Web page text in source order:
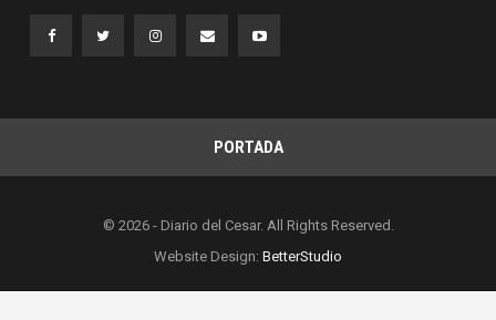
PORTADA
© 2026 - Diario del Cesar. All Rights Reserved.
Website Design: BetterStudio